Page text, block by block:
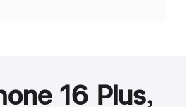
16 Plus，